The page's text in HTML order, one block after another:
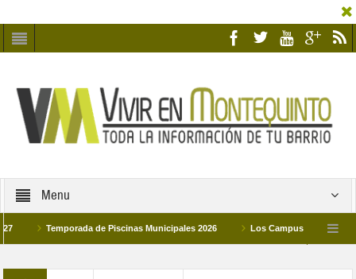
Menu
Temporada de Piscinas Municipales 2026 Los Campus de Tecnificación